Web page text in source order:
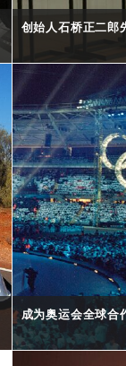
创始人石桥正二郎
成为奥运会全球合